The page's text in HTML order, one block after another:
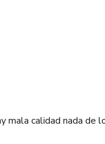
mala calidad nada de